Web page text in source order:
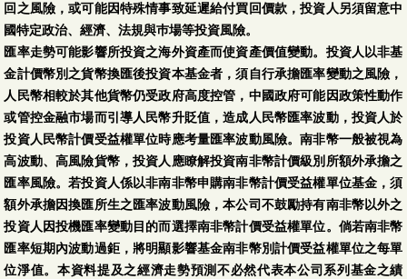
第一金全球eSports電
競基金-美元
第一金全球Fitness健
康瘦身基金-新臺幣-
N
08/05 8.13 -0.07 -0.85 %
第一金全球Fitness健
康瘦身基金-美元-N
08/05 7.3806 -0.0311 -0.42 %
第一金全球Fitness健
康瘦身基金-新臺幣
08/05 8.14 -0.07 -0.85 %
回之風險，或可能因特殊情事致延遲給付買回價款，投資人另須留意中
國特定政治、經濟、法規與巿場等投資風險。
匯率走勢可能影響所投資之海外資產而使資產價值變動。投資人以非基
金計價幣別之貨幣換匯後投資本基金者，須自行承擔匯率變動之風險，
人民幣相較於其他貨幣仍受政府高度控管，中國政府可能因政策性動作
或管控金融市場而引導人民幣升貶值，造成人民幣匯率波動，投資人於
投資人民幣計價受益權單位時應考量匯率波動風險。南非幣一般被視為
高波動、高風險貨幣，投資人應瞭解投資南非幣計價級別所額外承擔之
匯率風險。若投資人係以非南非幣申購南非幣計價受益權單位基金，須
額外承擔因換匯所生之匯率波動風險，本公司不鼓勵持有南非幣以外之
投資人因投機匯率變動目的而選擇南非幣計價受益權單位。倘若南非幣
匯率短期內波動過鉅，將明顯影響基金南非幣別計價受益權單位之每單
位淨值。本資料提及之經濟走勢預測不必然代表本公司系列基金之績